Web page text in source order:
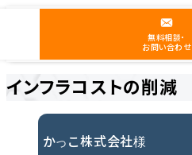
無料相談・
お問い合わせ
インフラコストの削減
ホーム
かっこ株式会社様